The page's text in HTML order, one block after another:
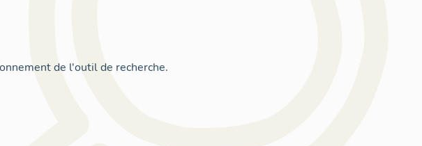
de l'outil de recherche.